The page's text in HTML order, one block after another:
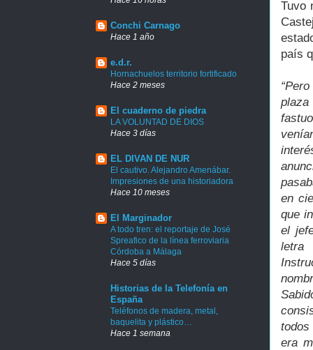
Tuvo
país
en
que
el
letra
todos
era
Conchi Carnago
Hace 1 año
e.d.r.
Hornachuelos territorio fortificado
Hace 2 meses
El cuaderno de piedra
LA VOLUNTAD DE DIOS
Hace 3 días
EL DIVAN DE NUR
El cautivo. Alejandro Amenábar.
Impresiones de una historiadora
Hace 10 meses
El Marginador
A todo tren: el reportaje de José
Spreafico de la línea ferroviaria
Córdoba a Málaga
Hace 5 días
Historias de la Telefonía en
España
Teléfonos de madera, metal,
baquelita y plástico…
Hace 1 semana